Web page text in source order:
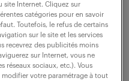
poste
vous jouez un
équipes métiers
site Internet. Cliquez sur
catégories pour en savoir
Toutefois, le refus de certains
sur le site et les services
recevrez des publicités moins
sur Internet, vous ne
réseaux sociaux, etc.). Vous
votre paramétrage à tout